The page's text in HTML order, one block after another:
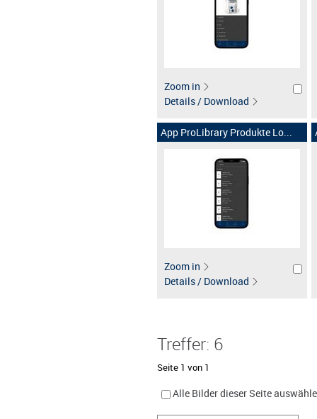
Zoom in
Details / Download
App ProLibrary Produkte Lo...
Zoom in
Details / Download
Treffer: 6
Seite 1 von 1
Alle Bilder dieser Seite